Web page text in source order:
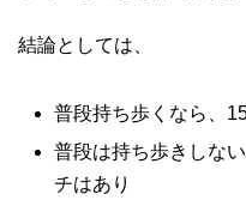
結論としては、
普段持ち歩くなら、
普段は持ち歩きしな
チはあり